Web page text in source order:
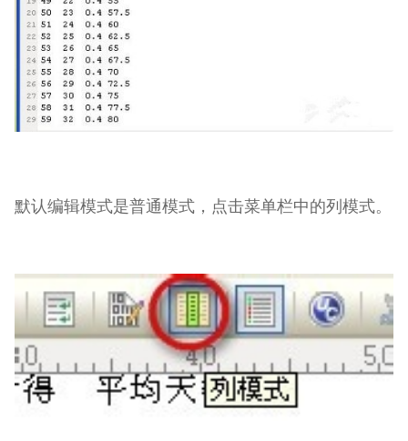
默认编辑模式是普通模式，点击菜单栏中的列模式。